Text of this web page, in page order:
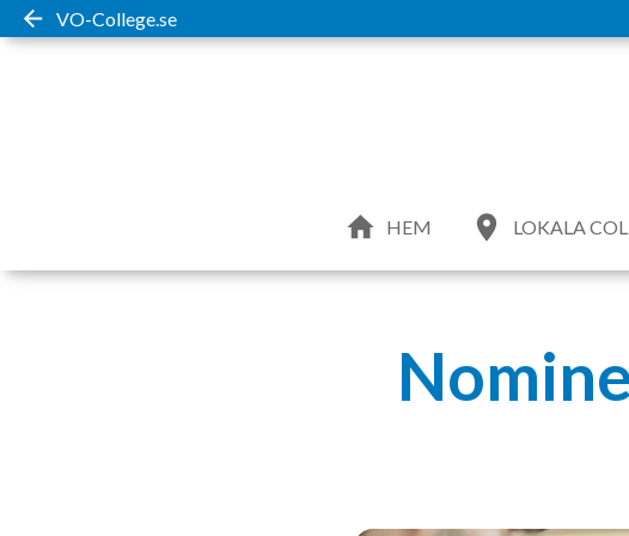
VO-College.se
HEM LOKALA